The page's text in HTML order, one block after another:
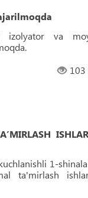
izolyator va
103
1-
ta'mirlash